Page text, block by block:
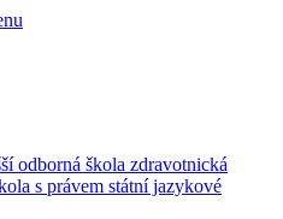
odborná škola zdravotnická
s právem státní jazykové